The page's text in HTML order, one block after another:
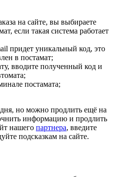
на сайте, вы выбираете
если такая система работает
придет уникальный код, это
в постамат;
вводите полученный код и
постамата;
но можно продлить ещё на
информацию и продлить
нашего партнера, введите
подсказкам на сайте.